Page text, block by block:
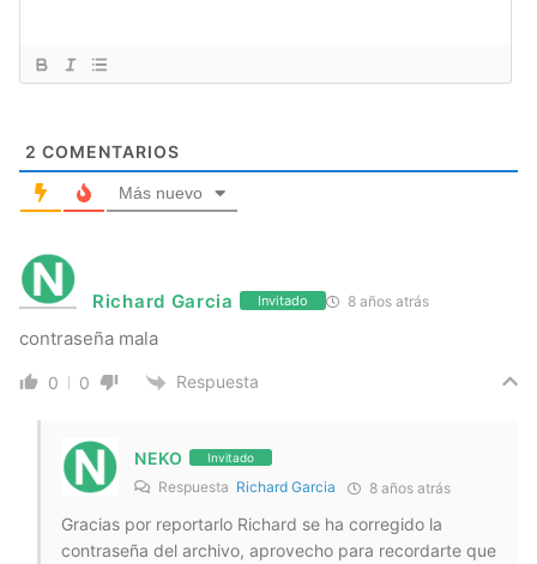
2 COMENTARIOS
Más nuevo
Richard Garcia Invitado 8 años atrás
contraseña mala
0 0 Respuesta
NEKO Invitado
Respuesta Richard Garcia 8 años atrás
Gracias por reportarlo Richard se ha corregido la
contraseña del archivo, aprovecho para recordarte que